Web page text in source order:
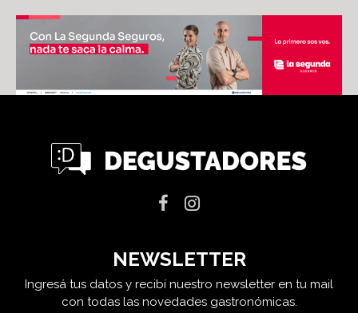
NEWSLETTER
Ingresá tus datos y recibí nuestro newsletter en tu mail
con todas las novedades gastronómicas.